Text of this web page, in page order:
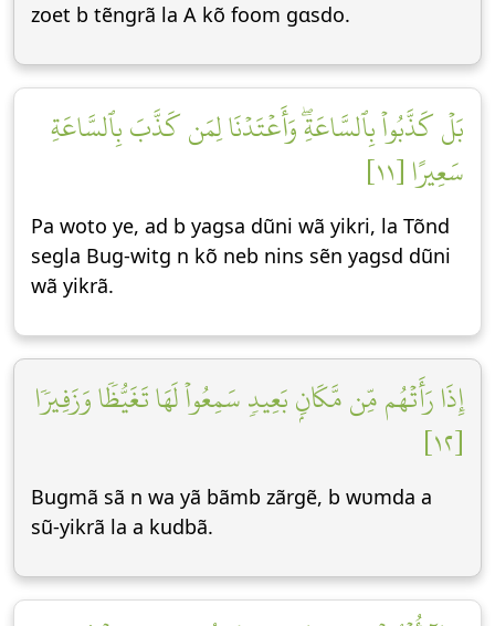
zoet b tẽngrã la A kõ foom gɑsdo.
بَلۡ كَذَّبُواْ بِٱلسَّاعَةِۖ وَأَعۡتَدۡنَا لِمَن كَذَّبَ بِٱلسَّاعَةِ
سَعِيرًا [١١]
Pa woto ye, ad b yagsa dũni wã yikri, la Tõnd
segla Bug-witg n kõ neb nins sẽn yagsd dũni
wã yikrã.
إِذَا رَأَتۡهُم مِّن مَّكَانِۭ بَعِيدٖ سَمِعُواْ لَهَا تَغَيُّظٗا وَزَفِيرٗا
[١٢]
Bugmã sã n wa yã bãmb zãrgẽ, b wʋmda a
sũ-yikrã la a kudbã.